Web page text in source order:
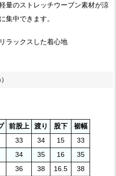
量のストレッチウーブン素材が涼
集中できます。
ラックスした着心地
前股上 渡り 股下
裾幅
33 34 15
33
34 35 16
35
36 38 16.5 38